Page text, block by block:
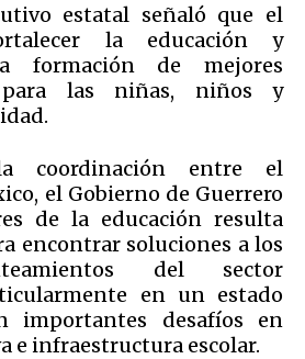
estatal señaló que el
la educación y
formación de mejores
para las niñas, niños y
coordinación entre el
el Gobierno de Guerrero
de la educación resulta
encontrar soluciones a los
del sector
en un estado
importantes desafíos en
e infraestructura escolar.